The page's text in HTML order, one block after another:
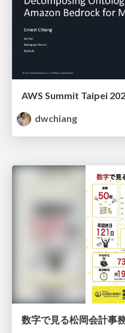
dwchiang
数字で見る松岡会計事